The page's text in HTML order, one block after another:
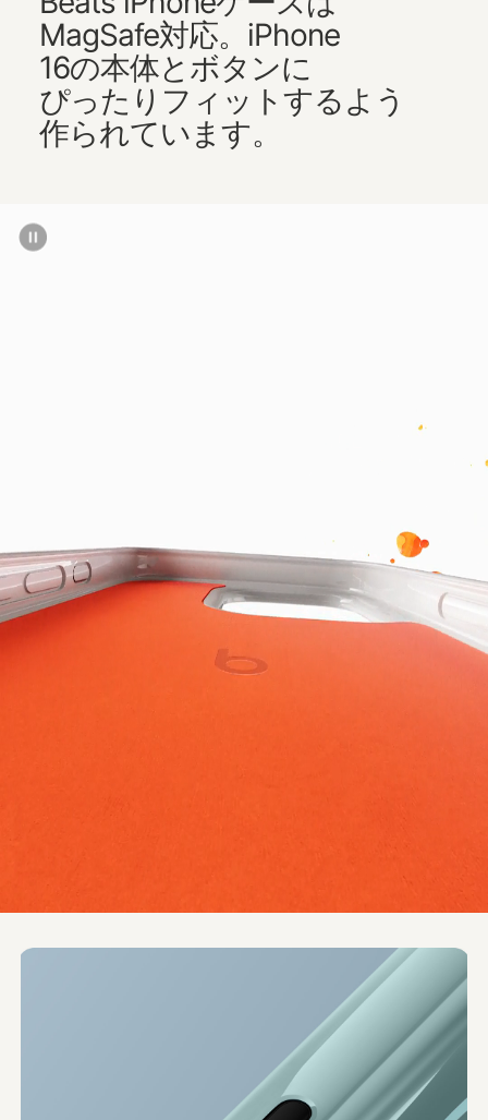
MagSafe対応。​​iPhone
16の本体と​​ボタンに​​
ぴったりフィットするよう​
作られています。